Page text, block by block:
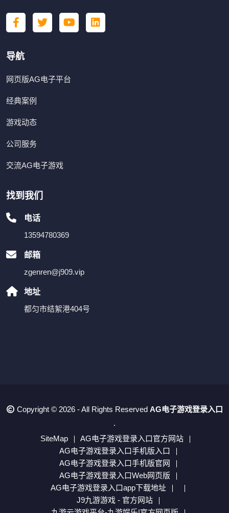
导航
网页版AG电子平台
经典案例
游戏动态
公司服务
交流AG电子游戏
找到我们
电话
13594780369
邮箱
zgenren@j909.vip
地址
都匀市结絮港404号
Copyright © 2026 - All Rights Reserved AG电子游戏登录入口
.
SiteMap
AG电子游戏登录入口官方网站
AG电子游戏登录入口手机版入口
AG电子游戏登录入口手机版官网
AG电子游戏登录入口Web网页版
AG电子游戏登录入口app下载地址
J9九游游戏 - 官方网站